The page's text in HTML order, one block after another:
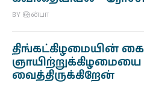
BY இன்பா
திங்கட்கிழமையின்
ஞாயிற்றுக்கிழமையை
வைத்திருக்கிறேன்